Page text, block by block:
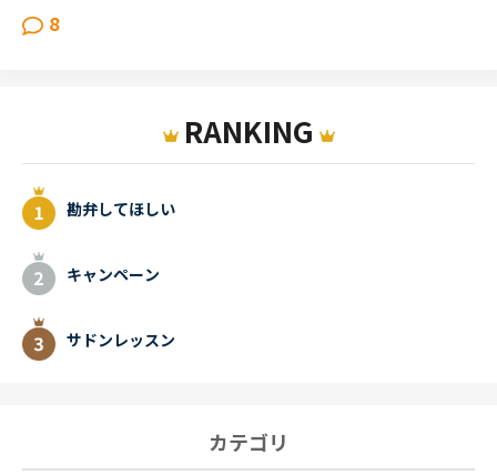
8
RANKING
勘弁してほしい
キャンペーン
サドンレッスン
カテゴリ